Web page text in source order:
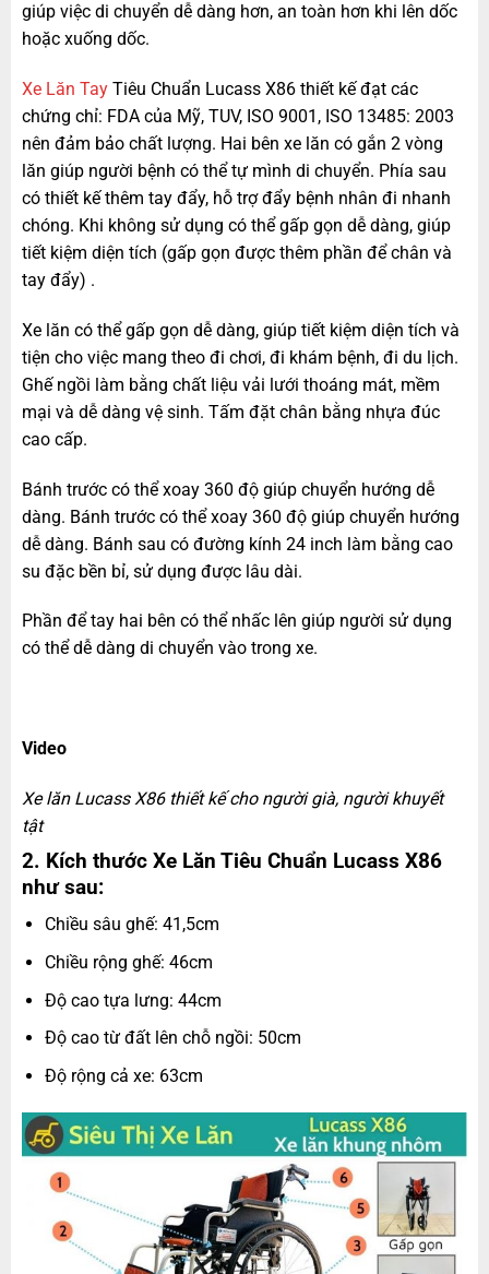
giúp việc di chuyển dễ dàng hơn, an toàn hơn khi lên dốc
hoặc xuống dốc.
Xe Lăn TayTiêu Chuẩn Lucass X86 thiết kế đạt các
chứng chỉ: FDA của Mỹ, TUV, ISO 9001, ISO 13485: 2003
nên đảm bảo chất lượng. Hai bên xe lăn có gắn 2 vòng
lăn giúp người bệnh có thể tự mình di chuyển. Phía sau
có thiết kế thêm tay đẩy, hỗ trợ đẩy bệnh nhân đi nhanh
chóng. Khi không sử dụng có thể gấp gọn dễ dàng, giúp
tiết kiệm diện tích (gấp gọn được thêm phần để chân và
tay đẩy) .
Xe lăn có thể gấp gọn dễ dàng, giúp tiết kiệm diện tích và
tiện cho việc mang theo đi chơi, đi khám bệnh, đi du lịch.
Ghế ngồi làm bằng chất liệu vải lưới thoáng mát, mềm
mại và dễ dàng vệ sinh. Tấm đặt chân bằng nhựa đúc
cao cấp.
Bánh trước có thể xoay 360 độ giúp chuyển hướng dễ
dàng. Bánh trước có thể xoay 360 độ giúp chuyển hướng
dễ dàng. Bánh sau có đường kính 24 inch làm bằng cao
su đặc bền bỉ, sử dụng được lâu dài.
Phần để tay hai bên có thể nhấc lên giúp người sử dụng
có thể dễ dàng di chuyển vào trong xe.
Video
Xe lăn Lucass X86 thiết kế cho người già, người khuyết
tật
2. Kích thước Xe Lăn Tiêu Chuẩn Lucass X86
như sau:
Chiều sâu ghế: 41,5cm
Chiều rộng ghế: 46cm
Độ cao tựa lưng: 44cm
Độ cao từ đất lên chỗ ngồi: 50cm
Độ rộng cả xe: 63cm